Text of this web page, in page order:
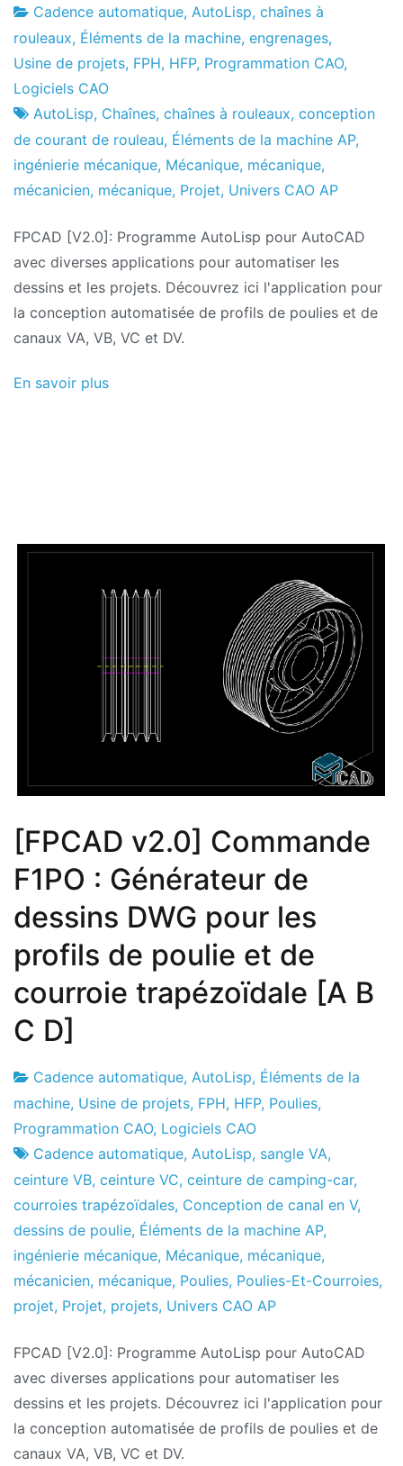
Usine
de
projets
25
le
juillet
le
2021
Cadence automatique, AutoLisp, chaînes à
rouleaux, Éléments de la machine, engrenages,
Usine de projets, FPH, HFP, Programmation CAO,
Logiciels CAO
AutoLisp, Chaînes, chaînes à rouleaux, conception
de courant de rouleau, Éléments de la machine AP,
ingénierie mécanique, Mécanique, mécanique,
mécanicien, mécanique, Projet, Univers CAO AP
FPCAD [V2.0]: Programme AutoLisp pour AutoCAD
avec diverses applications pour automatiser les
dessins et les projets. Découvrez ici l'application pour
la conception automatisée de profils de poulies et de
canaux VA, VB, VC et DV.
En savoir plus
[FPCAD v2.0] Commande
F1PO : Générateur de
dessins DWG pour les
profils de poulie et de
courroie trapézoïdale [A B
C D]
Usine
de
projets
22
le
juillet
le
2021
Cadence automatique, AutoLisp, Éléments de la
machine, Usine de projets, FPH, HFP, Poulies,
Programmation CAO, Logiciels CAO
Cadence automatique, AutoLisp, sangle VA,
ceinture VB, ceinture VC, ceinture de camping-car,
courroies trapézoïdales, Conception de canal en V,
dessins de poulie, Éléments de la machine AP,
ingénierie mécanique, Mécanique, mécanique,
mécanicien, mécanique, Poulies, Poulies-Et-Courroies,
projet, Projet, projets, Univers CAO AP
FPCAD [V2.0]: Programme AutoLisp pour AutoCAD
avec diverses applications pour automatiser les
dessins et les projets. Découvrez ici l'application pour
la conception automatisée de profils de poulies et de
canaux VA, VB, VC et DV.